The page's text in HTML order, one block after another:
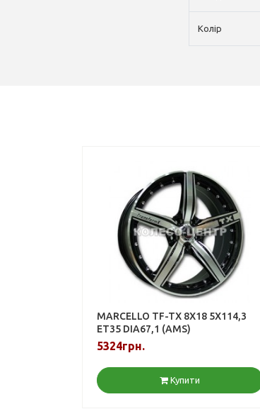
Колір
MARCELLO TF-TX 8X18 5X114,3
ET35 DIA67,1 (AMS)
5324грн.
Купити